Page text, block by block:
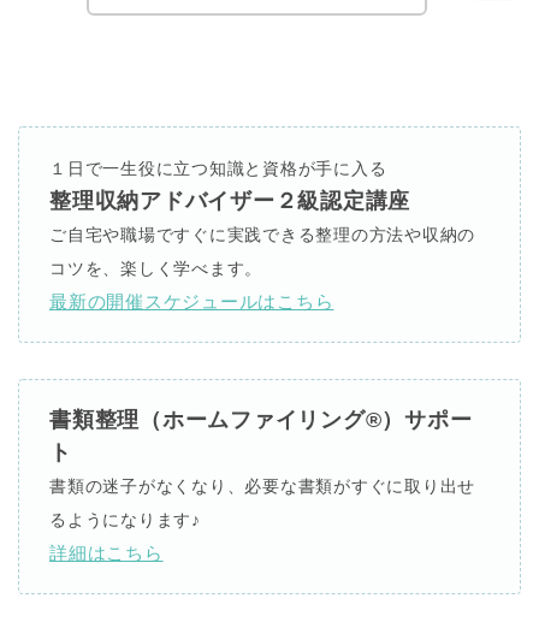
１日で一生役に立つ知識と資格が手に入る
整理収納アドバイザー２級認定講座
ご自宅や職場ですぐに実践できる整理の方法や収納の
コツを、楽しく学べます。
最新の開催スケジュールはこちら
書類整理（ホームファイリング®）サポー
ト
書類の迷子がなくなり、必要な書類がすぐに取り出せ
るようになります♪
詳細はこちら